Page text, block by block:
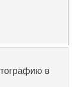
в